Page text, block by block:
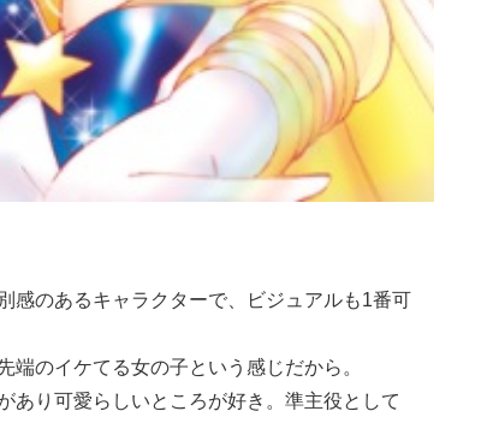
感のあるキャラクターで、ビジュアルも1番可
端のイケてる女の子という感じだから。
あり可愛らしいところが好き。準主役として